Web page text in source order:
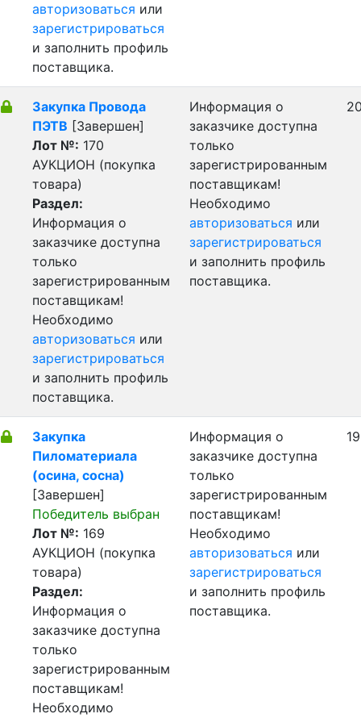
авторизоваться или
зарегистрироваться
и заполнить профиль
поставщика.
Закупка Провода
ПЭТВ [Завершен]
Лот №: 170
АУКЦИОН (покупка
товара)
Раздел:
Информация о
заказчике доступна
только
зарегистрированным
поставщикам!
Необходимо
авторизоваться или
зарегистрироваться
и заполнить профиль
поставщика.
Информация о
заказчике доступна
только
зарегистрированным
поставщикам!
Необходимо
авторизоваться или
зарегистрироваться
и заполнить профиль
поставщика.
Закупка
Пиломатериала
(осина, сосна)
[Завершен]
Победитель выбран
Лот №: 169
АУКЦИОН (покупка
товара)
Раздел:
Информация о
заказчике доступна
только
зарегистрированным
поставщикам!
Необходимо
Информация о
заказчике доступна
только
зарегистрированным
поставщикам!
Необходимо
авторизоваться или
зарегистрироваться
и заполнить профиль
поставщика.